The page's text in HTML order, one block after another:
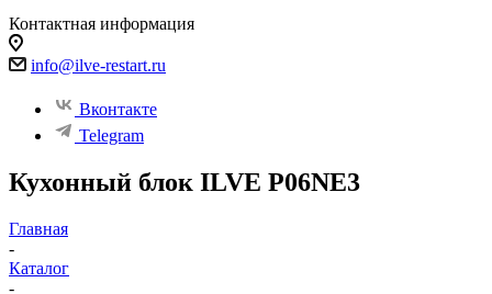
Контактная информация
info@ilve-restart.ru
Вконтакте
Telegram
Кухонный блок ILVE P06NE3
Главная
-
Каталог
-